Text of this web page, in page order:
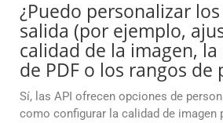
¿Puedo personalizar
salida (por ejemplo,
calidad de la imagen,
de PDF o los rangos de
Sí, las API ofrecen opciones de
como configurar la calidad de imagen